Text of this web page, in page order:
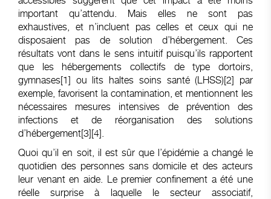
important qu’attendu. Mais elles ne sont pas
exhaustives, et n’incluent pas celles et ceux qui ne
disposaient pas de solution d’hébergement. Ces
résultats vont dans le sens intuitif puisqu’ils rapportent
que les hébergements collectifs de type dortoirs,
gymnases[1] ou lits haltes soins santé (LHSS)[2] par
exemple, favorisent la contamination, et mentionnent les
nécessaires mesures intensives de prévention des
infections et de réorganisation des solutions
d’hébergement[3][4].
Quoi qu’il en soit, il est sûr que l’épidémie a changé le
quotidien des personnes sans domicile et des acteurs
leur venant en aide. Le premier confinement a été une
réelle surprise à laquelle le secteur associatif,